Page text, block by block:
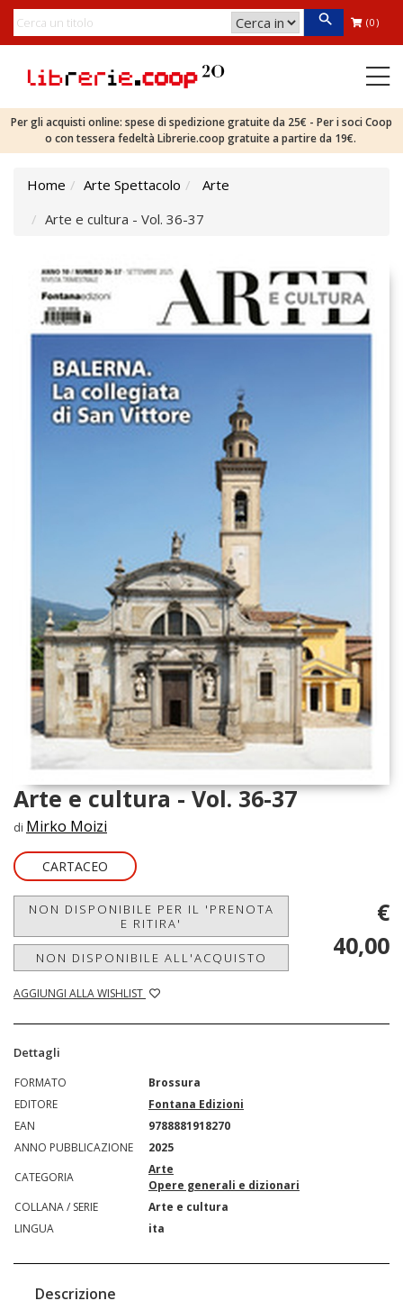
(0)
Per gli acquisti online: spese di spedizione gratuite da 25€ - Per i soci Coop
o con tessera fedeltà Librerie.coop gratuite a partire da 19€.
Home Arte Spettacolo
Arte
Arte e cultura - Vol. 36-37
Arte e cultura - Vol. 36-37
di Mirko Moizi
CARTACEO
NON DISPONIBILE PER IL 'PRENOTA
E RITIRA'
NON DISPONIBILE ALL'ACQUISTO
AGGIUNGI ALLA WISHLIST
€
40,00
Dettagli
FORMATO
Brossura
EDITORE
Fontana Edizioni
EAN
9788881918270
ANNO PUBBLICAZIONE
2025
CATEGORIA
Arte
Opere generali e dizionari
COLLANA / SERIE
Arte e cultura
LINGUA
ita
Descrizione